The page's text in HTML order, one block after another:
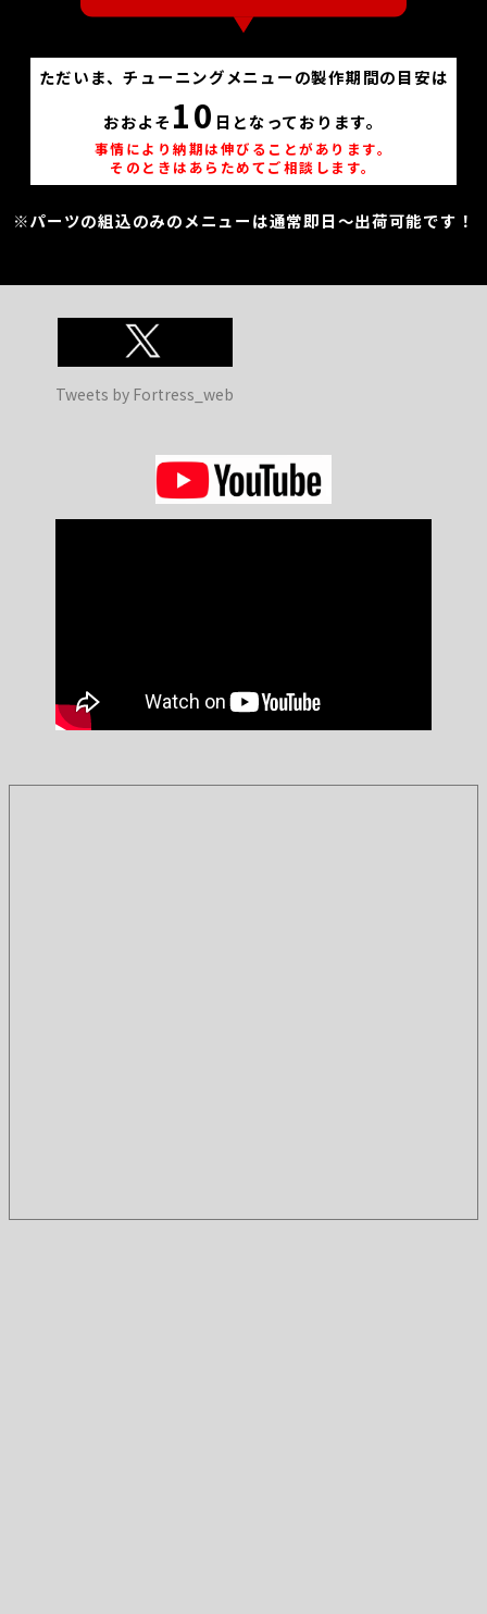
ただいま、チューニングメニューの製作期間の目安は
おおよそ 10 日となっております。
事情により納期は伸びることがあります。
そのときはあらためてご相談します。
※パーツの組込のみのメニューは通常即日～出荷可能です！
Tweets by Fortress_web